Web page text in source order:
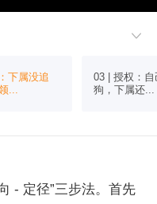

下属没追
...
03 | 授权：自
狗，下属还...
- 定径”三步法。首先